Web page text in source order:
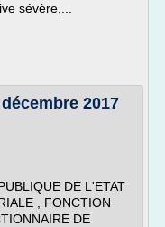
sévère,...
2017
DE L'ETAT
, FONCTION
DE